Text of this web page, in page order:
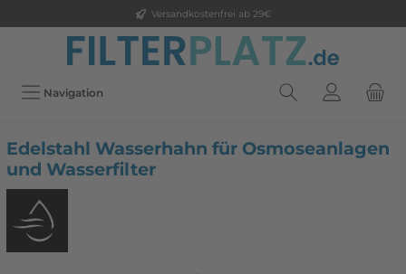
Versandkostenfrei ab 29€
Navigation
Edelstahl Wasserhahn für Osmoseanlagen
und Wasserfilter